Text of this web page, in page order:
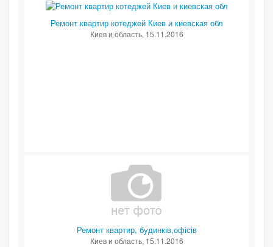
Ремонт квартир котеджей Киев и киевская обл
Киев и область, 15.11.2016
Ремонт квартир, будинків,офісів
Киев и область, 15.11.2016